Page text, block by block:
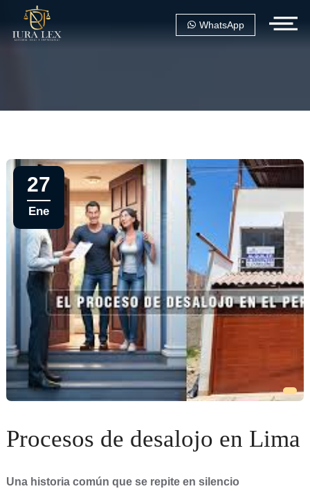
WhatsApp
27
Ene
Procesos de desalojo en Lima
Una historia común que se repite en silencio